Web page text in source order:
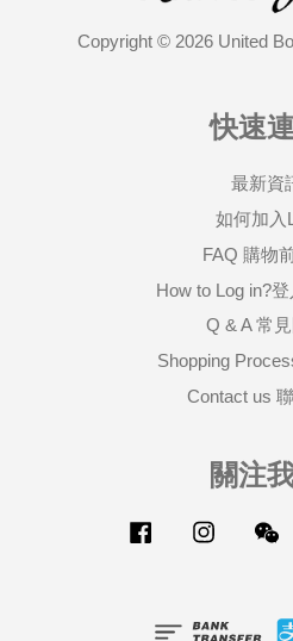
Copyright © 2026 United
快速
最新資
如何加入
FAQ 購物
How to Log in?
Q & A 常
Shopping
Contact us
關注
Facebook Instagram